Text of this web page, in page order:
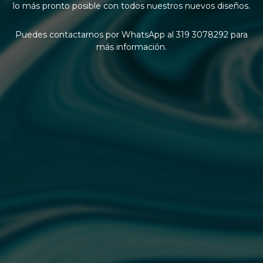
lo más pronto posible con todos nuestros nuevos diseños.
Puedes contactarnos por WhatsApp al 319 3078292 para
más información.